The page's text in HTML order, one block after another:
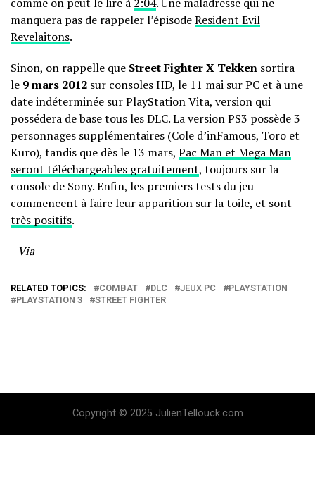
manquera pas de rappeler l’épisodeResident Evil
Revelaitons.
Sinon, on rappelle que Street Fighter X Tekken sortira
le 9 mars 2012 sur consoles HD, le 11 mai sur PC et à une
date indéterminée sur PlayStation Vita, version qui
possédera de base tous les DLC. La version PS3 possède 3
personnages supplémentaires (Cole d’inFamous, Toro et
Kuro), tandis que dès le 13 mars, Pac Man et Mega Man
seront téléchargeables gratuitement, toujours sur la
console de Sony. Enfin, les premiers tests du jeu
commencent à faire leur apparition sur la toile, et sont
très positifs.
–Via–
RELATED TOPICS: COMBAT DLC JEUX PC
PLAYSTATION
PLAYSTATION 3
STREET FIGHTER
Copyright © 2025 JulienTellouck.com